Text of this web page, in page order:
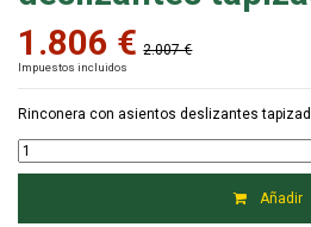
1.806 € 2.007 €
Impuestos incluidos
Rinconera con asientos deslizantes
Añadir